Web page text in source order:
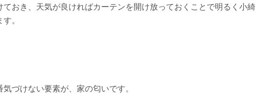
ておき、天気が良ければカーテンを開け放っておくことで明るく小綺
。
づけない要素が、家の匂いです。